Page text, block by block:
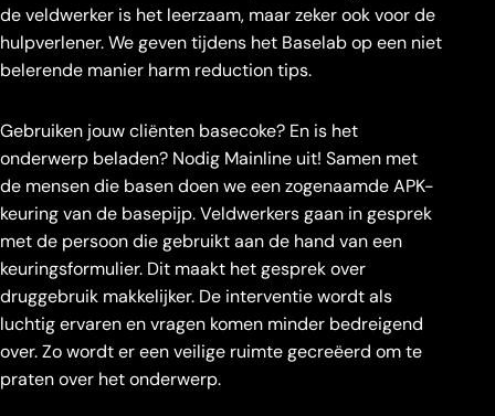
de veldwerker is het leerzaam, maar zeker ook voor de
hulpverlener. We geven tijdens het Baselab op een niet
belerende manier harm reduction tips.
Gebruiken jouw cliënten basecoke? En is het
onderwerp beladen? Nodig Mainline uit! Samen met
de mensen die basen doen we een zogenaamde APK-
keuring van de basepijp. Veldwerkers gaan in gesprek
met de persoon die gebruikt aan de hand van een
keuringsformulier. Dit maakt het gesprek over
druggebruik makkelijker. De interventie wordt als
luchtig ervaren en vragen komen minder bedreigend
over. Zo wordt er een veilige ruimte gecreëerd om te
praten over het onderwerp.